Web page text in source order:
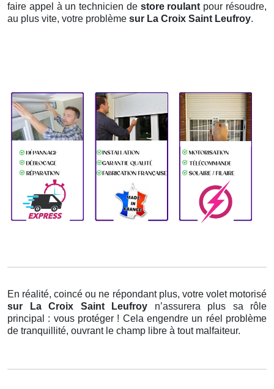
faire appel à un technicien de store roulantpour résoudre,
au plus vite, votre problème sur La Croix Saint Leufroy.
En réalité, coincé ou ne répondant plus, votre volet motorisé
sur La Croix Saint Leufroy n’assurera plus sa rôle
principal : vous protéger ! Cela engendre un réel problème
de tranquillité, ouvrant le champ libre à tout malfaiteur.